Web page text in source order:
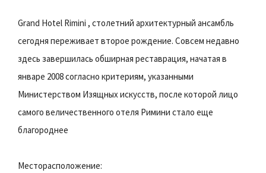
Grand Hotel Rimini , столетний архитектурный ансамбль
сегодня переживает второе рождение. Совсем недавно
здесь завершилась обширная реставрация, начатая в
январе 2008 согласно критериям, указанными
Министерством Изящных искусств, после которой лицо
самого величественного отеля Римини стало еще
благороднее
Месторасположение: